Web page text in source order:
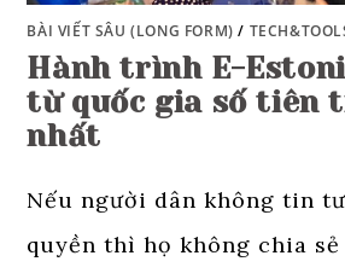
BÀI VIẾT SÂU (LONG FORM) /
Hành trình E-
từ quốc gia số tiên
nhất
Nếu người dân không tin
quyền thì họ không chia